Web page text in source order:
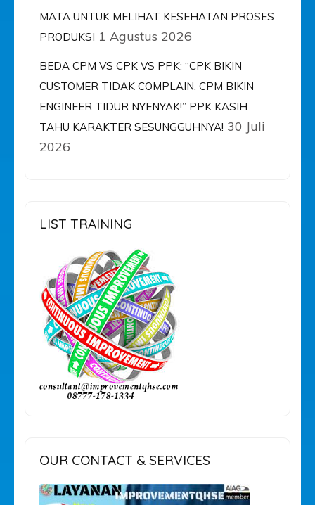
MATA UNTUK MELIHAT KESEHATAN PROSES
PRODUKSI 1 Agustus 2026
BEDA CPM VS CPK VS PPK: “CPK BIKIN
CUSTOMER TIDAK COMPLAIN, CPM BIKIN
ENGINEER TIDUR NYENYAK!” PPK KASIH
TAHU KARAKTER SESUNGGUHNYA! 30 Juli
2026
LIST TRAINING
OUR CONTACT & SERVICES